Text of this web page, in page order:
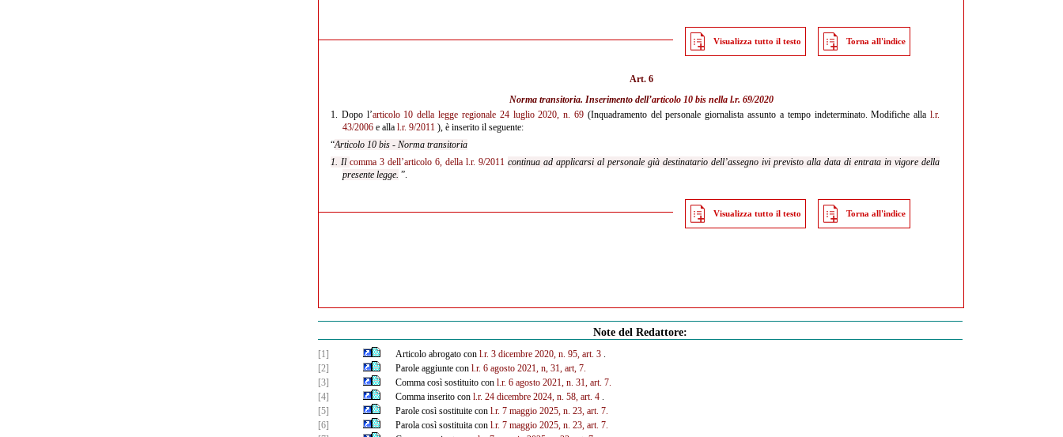
Visualizza tutto il testo Torna all'indice
Art. 6
Norma transitoria. Inserimento dell’articolo 10 bis nella l.r. 69/2020
1. Dopo l’articolo 10 della legge regionale 24 luglio 2020, n. 69 (Inquadramento del personale giornalista assunto a tempo indeterminato. Modifiche allal.r.
43/2006 e alla l.r. 9/2011 ), è inserito il seguente:
“Articolo 10 bis - Norma transitoria
1. Il comma 3 dell’articolo 6, della l.r. 9/2011 continua ad applicarsi al personale già destinatario dell’assegno ivi previsto alla data di entrata in vigore della
presente legge. ”.
Visualizza tutto il testo Torna all'indice
Note del Redattore:
[1] Articolo abrogato con l.r. 3 dicembre 2020, n. 95, art. 3.
[2]
Parole aggiunte con l.r. 6 agosto 2021, n, 31, art, 7.
[3]
Comma così sostituito con l.r. 6 agosto 2021, n. 31, art. 7.
[4]
Comma inserito con l.r. 24 dicembre 2024, n. 58, art. 4.
[5]
Parole così sostituite con l.r. 7 maggio 2025, n. 23, art. 7.
[6]
Parola così sostituita con l.r. 7 maggio 2025, n. 23, art. 7.